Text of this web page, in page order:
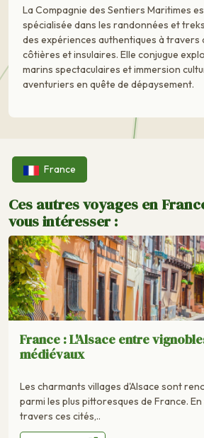
La Compagnie des Sentiers Maritimes
spécialisée dans les randonnées et
des expériences authentiques à travers
côtières et insulaires. Elle conjugue
marins spectaculaires et immersion
aventuriers en quête de dépaysement.
France
Ces autres voyages en
vous intéresser :
France : L'Alsace entre
médiévaux
Les charmants villages d'Alsace sont
parmi les plus pittoresques de France.
travers ces cités,..